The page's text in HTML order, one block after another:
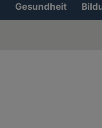
Gesundheit